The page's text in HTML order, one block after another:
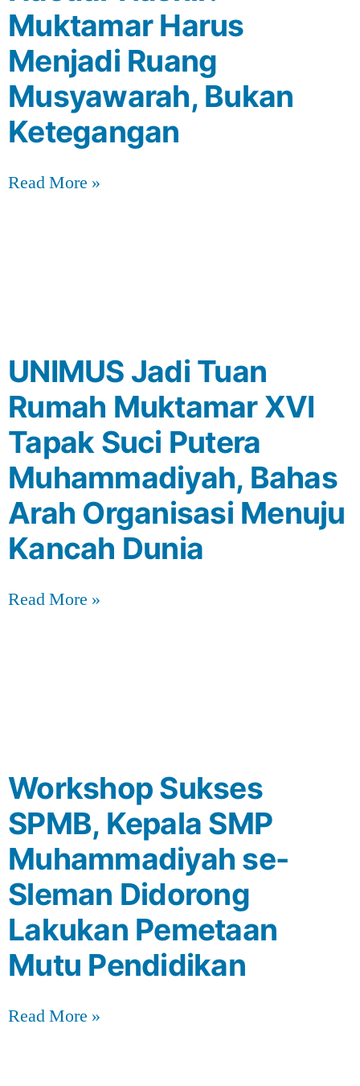
Muktamar Harus
Menjadi Ruang
Musyawarah, Bukan
Ketegangan
Read More »
UNIMUS Jadi Tuan
Rumah Muktamar XVI
Tapak Suci Putera
Muhammadiyah, Bahas
Arah Organisasi Menuju
Kancah Dunia
Read More »
Workshop Sukses
SPMB, Kepala SMP
Muhammadiyah se-
Sleman Didorong
Lakukan Pemetaan
Mutu Pendidikan
Read More »